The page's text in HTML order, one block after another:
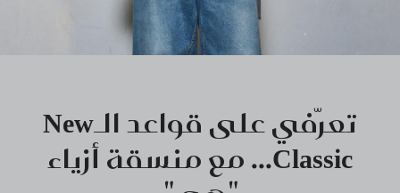
تعرّفي على قواعد الـNew
Classic‏... مع منسقة أزياء